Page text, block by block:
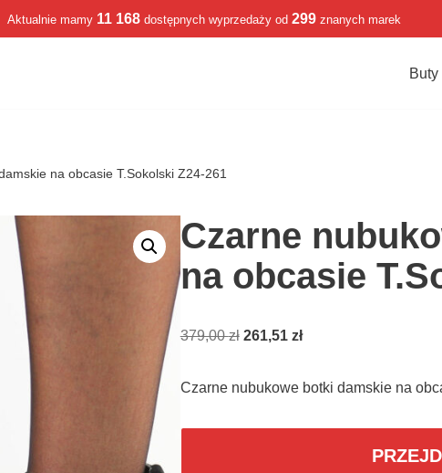
Aktualnie mamy 11 168 dostępnych wyprzedaży od 299 znanych marek
Buty
na obcasie T.Sokolski Z24-261
Czarne
na obcasie
379,00zł 261,51 zł
Czarne nubukowe botki damskie na